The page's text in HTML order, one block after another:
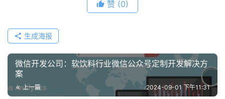
赞 (0)
生成海报
微信开发公司：软饮料行业微信公众号定制开发解决方
案
上一篇 2024-09-01 下午11:31